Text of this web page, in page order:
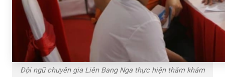
Đội ngũ chuyên gia Liên Bang Nga thực hiện thăm khám